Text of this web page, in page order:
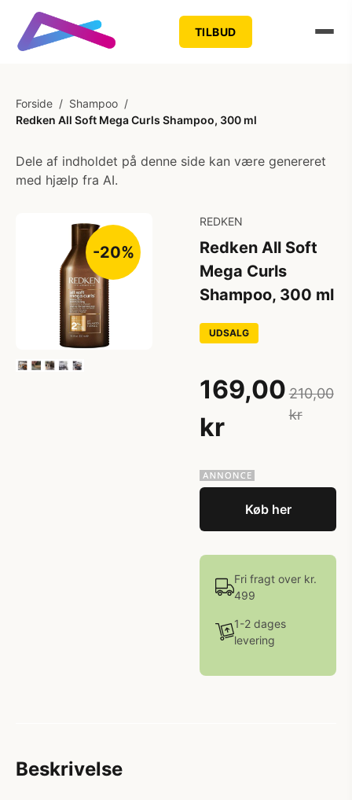
TILBUD
Forside / Shampoo /
Redken All Soft Mega Curls Shampoo, 300 ml
Dele af indholdet på denne side kan være genereret
med hjælp fra AI.
-20%
REDKEN
Redken All Soft
Mega Curls
Shampoo, 300 ml
UDSALG
169,00
kr
210,00
kr
Køb her
Fri fragt over kr.
499
1-2 dages
levering
Beskrivelse